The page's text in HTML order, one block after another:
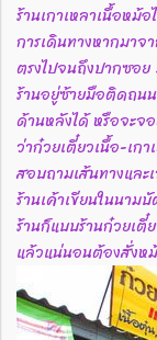
ร้านเกาเหลาเนื้อห
การเดินทางหากมาจ
ตรงไปจนถึงปากซอ
ร้านอยู่ซ้ายมือติดถน
ด้านหลังได้ หรือจะจ
ว่าก๋วยเตี๋ยวเนื้อ-เก
สอบถามเส้นทางแล
ร้านเค้าเขียนในนาม
ร้านก็แบบร้านก๋วยเตี๋
แล้วแน่นอนต้องสั่งห